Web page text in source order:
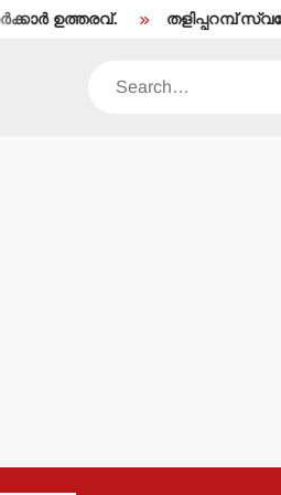
തളിപ്പറമ്പ് സ്വദേശി
Search